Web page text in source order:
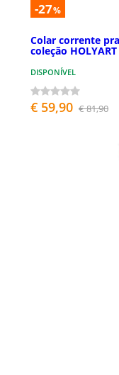
-27%
Colar corrente
coleção HOLYART
DISPONÍVEL
€ 59,90 € 81,90